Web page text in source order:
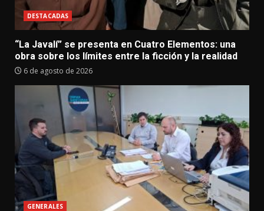
DESTACADAS
“La Javalí” se presenta en Cuatro Elementos: una
obra sobre los límites entre la ficción y la realidad
6 de agosto de 2026
GENERALES